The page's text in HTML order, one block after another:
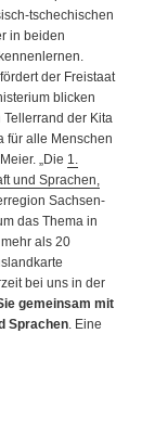
tschechischen
in beiden
der Freistaat
blicken
der Kita
für alle Menschen
„Die 1.
und Sprachen,
Sachsen-
das Thema in
als 20
bei uns in der
gemeinsam mit
Sprachen. Eine